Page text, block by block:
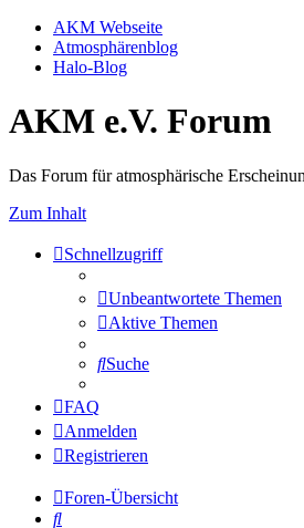
AKM Webseite
Atmosphärenblog
Halo-Blog
AKM e.V. Forum
Das Forum für atmosphärische
Zum Inhalt
Schnellzugriff
Unbeantwortete Themen
Aktive Themen
Suche
FAQ
Anmelden
Registrieren
Foren-Übersicht
Suche